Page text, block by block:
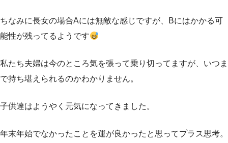
ちなみに長女の場合Aには無敵な感じですが、Bにはかかる可
能性が残ってるようです
私たち夫婦は今のところ気を張って乗り切ってますが、いつま
で持ち堪えられるのかわかりません。
子供達はようやく元気になってきました。
年末年始でなかったことを運が良かったと思ってプラス思考。